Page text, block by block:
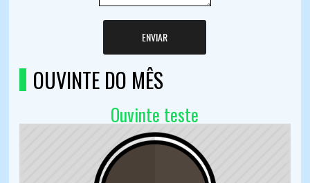
ENVIAR
OUVINTE DO MÊS
Ouvinte teste